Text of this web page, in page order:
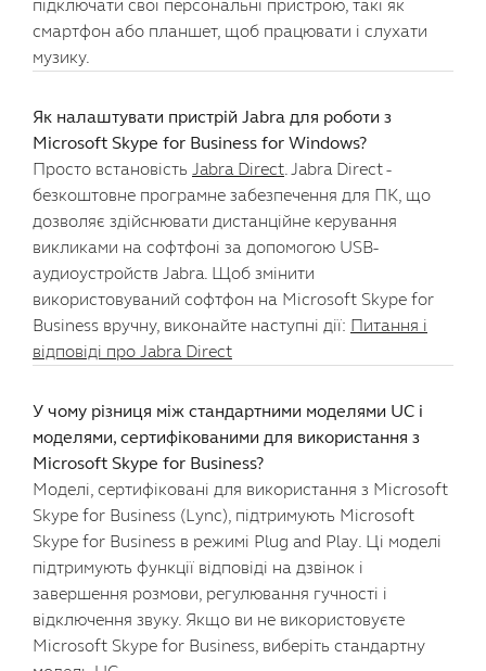
підключати свої персональні пристрою, такі як
смартфон або планшет, щоб працювати і слухати
музику.
Як налаштувати пристрій Jabra для роботи з
Microsoft Skype for Business for Windows?
Просто встановість Jabra Direct. Jabra Direct -
безкоштовне програмне забезпечення для ПК, що
дозволяє здійснювати дистанційне керування
викликами на софтфоні за допомогою USB-
аудиоустройств Jabra. Щоб змінити
використовуваний софтфон на Microsoft Skype for
Business вручну, виконайте наступні дії: Питання і
відповіді про Jabra Direct
У чому різниця між стандартними моделями UC і
моделями, сертифікованими для використання з
Microsoft Skype for Business?
Моделі, сертифіковані для використання з Microsoft
Skype for Business (Lync), підтримують Microsoft
Skype for Business в режимі Plug and Play. Ці моделі
підтримують функції відповіді на дзвінок і
завершення розмови, регулювання гучності і
відключення звуку. Якщо ви не використовуєте
Microsoft Skype for Business, виберіть стандартну